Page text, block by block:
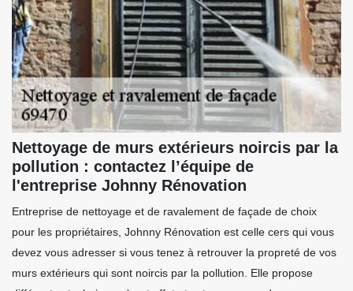
Nettoyage de murs extérieurs noircis par la
pollution : contactez l’équipe de
l'entreprise Johnny Rénovation
Entreprise de nettoyage et de ravalement de façade de choix
pour les propriétaires, Johnny Rénovation est celle cers qui vous
devez vous adresser si vous tenez à retrouver la propreté de vos
murs extérieurs qui sont noircis par la pollution. Elle propose